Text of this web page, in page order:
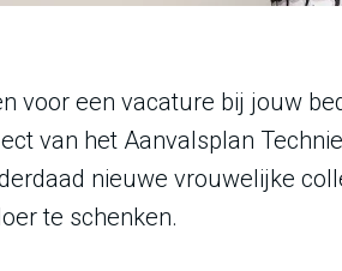
voor een vacature bij jouw
van het Aanvalsplan
nieuwe vrouwelijke
te schenken.